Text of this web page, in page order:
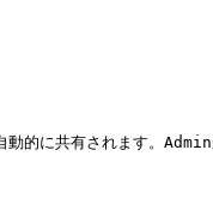
的に共有されます。